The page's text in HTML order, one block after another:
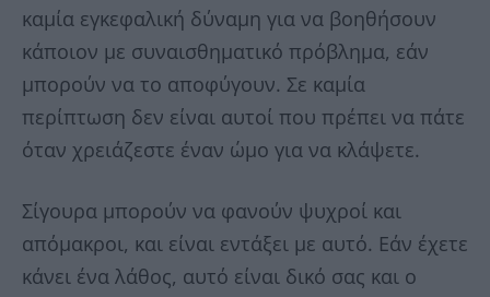
καμία εγκεφαλική δύναμη για να βοηθήσουν
κάποιον με συναισθηματικό πρόβλημα, εάν
μπορούν να το αποφύγουν. Σε καμία
περίπτωση δεν είναι αυτοί που πρέπει να πάτε
όταν χρειάζεστε έναν ώμο για να κλάψετε.
Σίγουρα μπορούν να φανούν ψυχροί και
απόμακροι, και είναι εντάξει με αυτό. Εάν έχετε
κάνει ένα λάθος, αυτό είναι δικό σας και ο